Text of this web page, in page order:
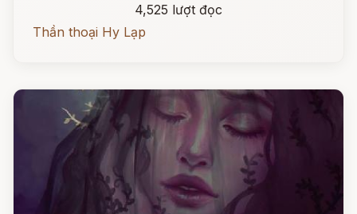
4,525 lượt đọc
Thần thoại Hy Lạp